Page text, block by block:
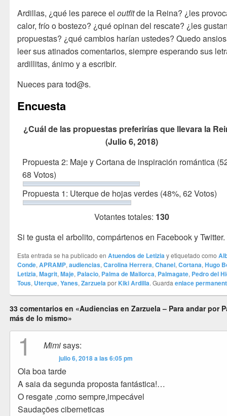
Ardillas, ¿qué les parece eloutfitde la Reina? ¿les
calor, frío o bostezo? ¿qué opinan del rescate? ¿les
propuestas? ¿qué cambios harían ustedes? Quedo
leer sus atinados comentarios, siempre esperando sus
ardillitas, ánimo y a escribir.
Nueces para tod@s.
Encuesta
¿Cuál de las propuestas preferirías que llevara la
(Julio 6, 2018)
Propuesta 2: Maje y Cortana de inspiración romántica
68 Votos)
Propuesta 1: Uterque de hojas verdes (48%, 62 Votos)
Votantes totales: 130
Si te gusta el arbolito, compártenos en Facebook y Twitter.
Esta entrada se ha publicado enAtuendos de Letiziay etiquetado como
Conde,APRAMP,audiencias,Carolina Herrera,Chanel,Cortana,Hugo
Letizia,Magrit,Maje, Palacio, Palma de Mallorca, Palmagate, Pedro del
Tous, Uterque,Yanes,Zarzuelapor Kiki Ardilla. Guardaenlace
33 comentarios en «Audiencias en Zarzuela – Para andar por
más de lo mismo»
1 Mimisays:
julio 6, 2018 a las 6:05 pm
Ola boa tarde
A saia da segunda proposta fantástica!…
O resgate ,como sempre,impecável
Saudações ciberneticas